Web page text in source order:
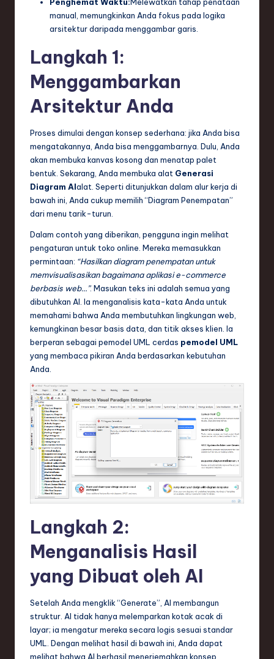
ti
o
Penghemat Waktu:Melewatkan tahap penataan
manual, memungkinkan Anda fokus pada logika
arsitektur daripada menggambar garis.
Langkah 1:
Menggambarkan
Arsitektur Anda
Proses dimulai dengan konsep sederhana: jika Anda bisa
mengatakannya, Anda bisa menggambarnya. Dulu, Anda
akan membuka kanvas kosong dan menatap palet
bentuk. Sekarang, Anda membuka alat Generasi
Diagram AIalat. Seperti ditunjukkan dalam alur kerja di
bawah ini, Anda cukup memilih “Diagram Penempatan”
dari menu tarik-turun.
Dalam contoh yang diberikan, pengguna ingin melihat
pengaturan untuk toko online. Mereka memasukkan
permintaan: “Hasilkan diagram penempatan untuk
memvisualisasikan bagaimana aplikasi e-commerce
berbasis web…”. Masukan teks ini adalah semua yang
dibutuhkan AI. Ia menganalisis kata-kata Anda untuk
memahami bahwa Anda membutuhkan lingkungan web,
kemungkinan besar basis data, dan titik akses klien. Ia
berperan sebagai pemodel UML cerdas pemodel UML
yang membaca pikiran Anda berdasarkan kebutuhan
Anda.
Langkah 2:
Menganalisis Hasil
yang Dibuat oleh AI
Setelah Anda mengklik “Generate”, AI membangun
struktur. AI tidak hanya melemparkan kotak acak di
layar; ia mengatur mereka secara logis sesuai standar
UML. Dengan melihat hasil di bawah ini, Anda dapat
melihat bahwa AI berhasil menerjemahkan konsep